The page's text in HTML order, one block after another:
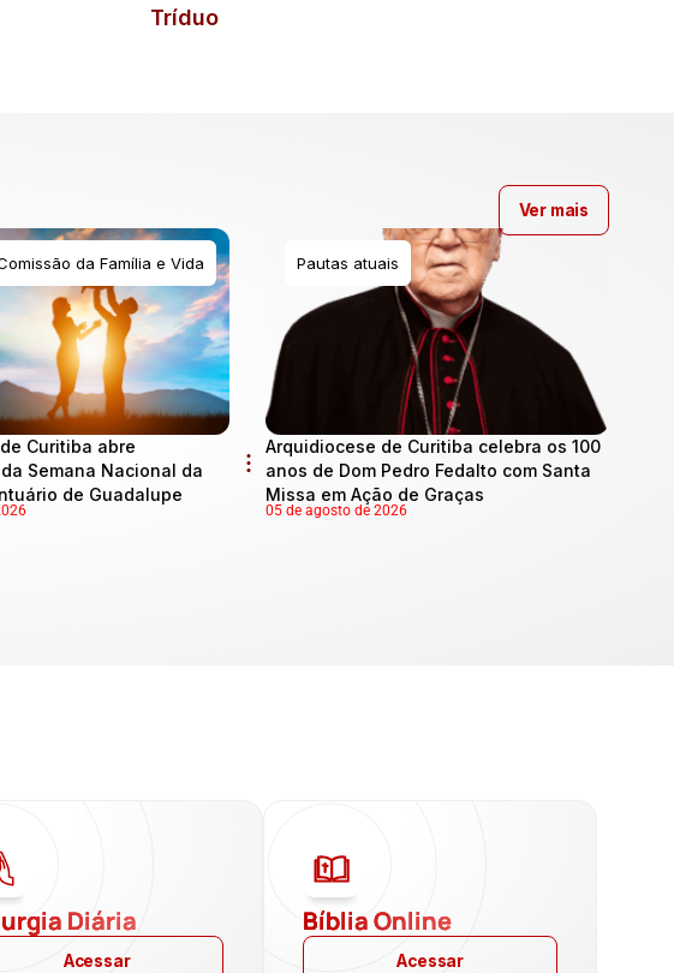
Tríduo
da Família e Vida
Curitiba abre
Semana Nacional da
de Guadalupe
Pautas atuais
Arquidiocese de Curitiba celebra os 100
anos de Dom Pedro Fedalto com Santa
Missa em Ação de Graças
05 de agosto de 2026
Ver mais
Diária
Acessar
Bíblia Online
Acessar